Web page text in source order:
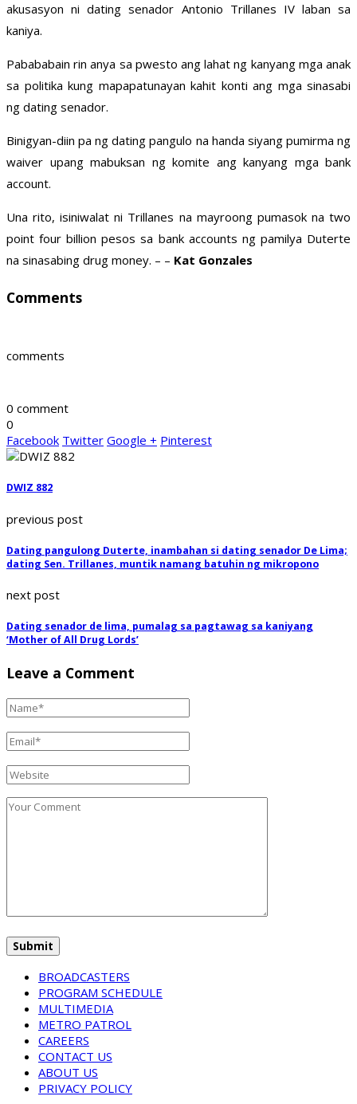
akusasyon ni dating senador Antonio Trillanes IV laban sa
kaniya.
Pabababain rin anya sa pwesto ang lahat ng kanyang mga anak
sa politika kung mapapatunayan kahit konti ang mga sinasabi
ng dating senador.
Binigyan-diin pa ng dating pangulo na handa siyang pumirma ng
waiver upang mabuksan ng komite ang kanyang mga bank
account.
Una rito, isiniwalat ni Trillanes na mayroong pumasok na two
point four billion pesos sa bank accounts ng pamilya Duterte
na sinasabing drug money. – – Kat Gonzales
Comments
comments
0 comment
0
Facebook Twitter Google + Pinterest
DWIZ 882
previous post
Dating pangulong Duterte, inambahan si dating senador De Lima;
dating Sen. Trillanes, muntik namang batuhin ng mikropono
next post
Dating senador de lima, pumalag sa pagtawag sa kaniyang
‘Mother of All Drug Lords’
Leave a Comment
BROADCASTERS
PROGRAM SCHEDULE
MULTIMEDIA
METRO PATROL
CAREERS
CONTACT US
ABOUT US
PRIVACY POLICY